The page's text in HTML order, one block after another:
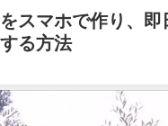
スマホで作り、即
る方法